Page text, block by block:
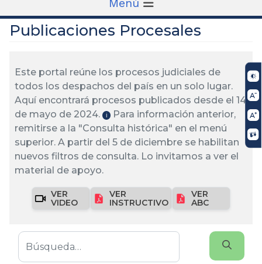
Publicaciones Procesales
Este portal reúne los procesos judiciales de
todos los despachos del país en un solo lugar.
Aquí encontrará procesos publicados desde el 14
de mayo de 2024.
ℹ️
Para información anterior,
remitirse a la "Consulta histórica" en el menú
superior. A partir del 5 de diciembre se habilitan
nuevos filtros de consulta. Lo invitamos a ver el
material de apoyo.
VER
VIDEO
VER
INSTRUCTIVO
VER
ABC